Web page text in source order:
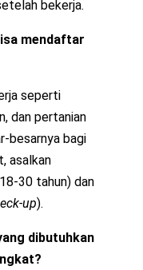
bekerja.
mendaftar
seperti
dan pertanian
besarnya bagi
asalkan
30 tahun) dan
up).
dibutuhkan